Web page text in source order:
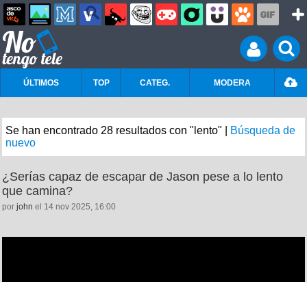
ÚLTIMOS TOP CATEG. MODERA
Se han encontrado 28 resultados con "lento" |
Búsqueda de
nuevo
¿Serías capaz de escapar de Jason pese a lo lento
que camina?
por john el 14 nov 2025, 16:00